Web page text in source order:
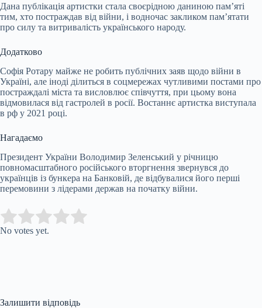
Дана публікація артистки стала своєрідною даниною пам’яті
тим, хто постраждав від війни, і водночас закликом пам’ятати
про силу та витривалість українського народу.
Додатково
Софія Ротару майже не робить публічних заяв щодо війни в
Україні, але іноді ділиться в соцмережах чутливими постами про
постраждалі міста та висловлює співчуття, при цьому вона
відмовилася від гастролей в росії. Востаннє артистка виступала
в рф у 2021 році.
Нагадаємо
Президент України Володимир Зеленський у річницю
повномасштабного російського вторгнення звернувся до
українців із бункера на Банковій, де відбувалися його перші
перемовини з лідерами держав на початку війни.
Rate this item:
No votes yet.
Залишити відповідь